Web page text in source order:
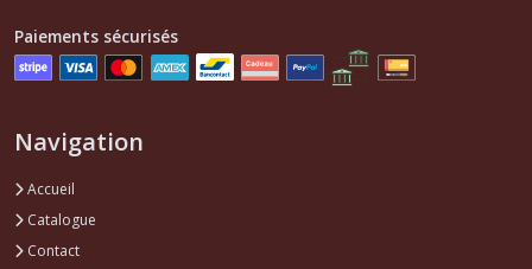
Paiements sécurisés
Navigation
Accueil
Catalogue
Contact